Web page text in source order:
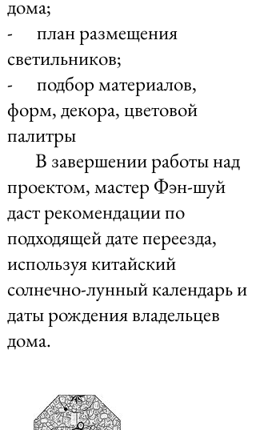
дома;
- план размещения
светильников;
- подбор материалов,
форм, декора, цветовой
палитры
В завершении работы над
проектом, мастер Фэн-шуй
даст рекомендации по
подходящей дате переезда,
используя китайский
солнечно-лунный календарь и
даты рождения владельцев
дома.